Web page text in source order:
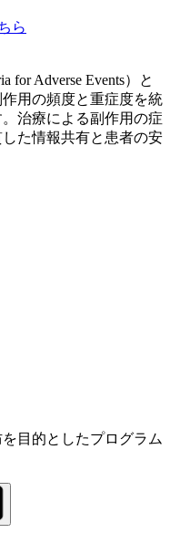
ら
for Adverse Events）と
用の頻度と重症度を統
治療による副作用の症
た情報共有と患者の安
目的としたプログラム